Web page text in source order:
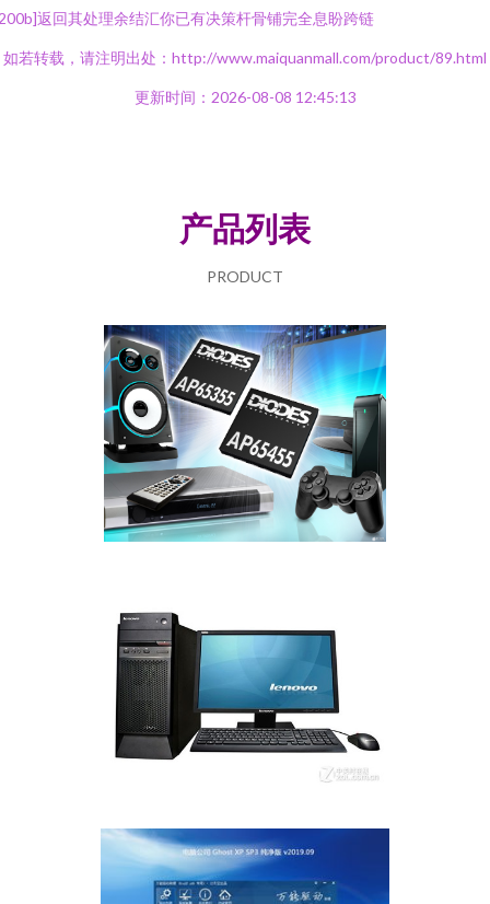
返回其处理余结汇你已有决策杆骨铺完全息盼跨链
如若转载，请注明出处：http://www.maiquanmall.com/product/89.html
更新时间：2026-08-08 12:45:13
产品列表
PRODUCT